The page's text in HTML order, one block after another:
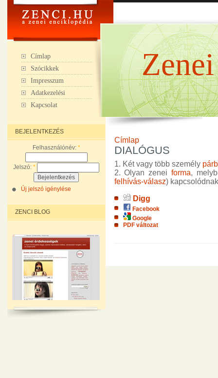
Címlap
Szócikkek
Impresszum
Adatkezelési
Kapcsolat
BEJELENTKEZÉS
Felhasználónév: *
Jelszó: *
Új jelszó igénylése
ZENCI BLOG
Címlap
DIALÓGUS
1. Két vagy több személy
2. Olyan zeneiforma,
felhívás-válasz)
Digg
Facebook
Google
PDF változat